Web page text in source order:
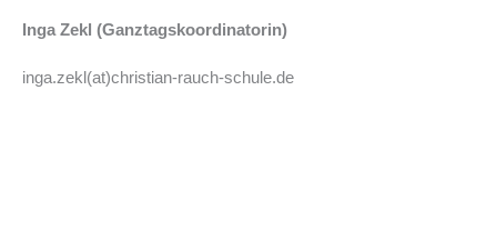
Inga Zekl (Ganztagskoordinatorin)
inga.zekl(at)christian-rauch-schule.de